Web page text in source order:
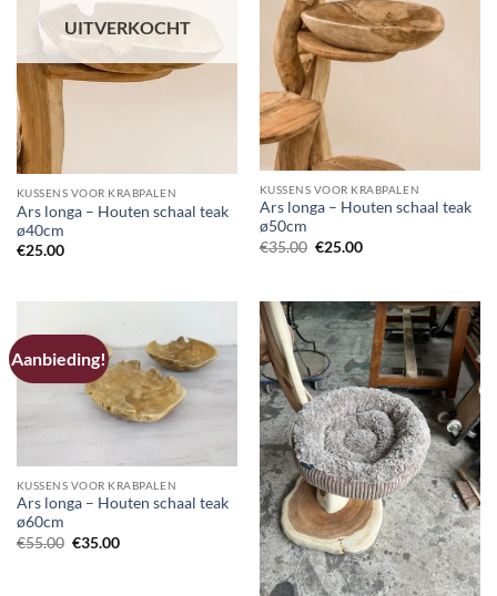
UITVERKOCHT
KUSSENS VOOR KRABPALEN
Ars longa – Houten schaal teak
ø40cm
€25.00
KUSSENS VOOR KRABPALEN
Ars longa – Houten schaal teak
ø50cm
€35.00 Oorspronkelijke
€25.00Huidige
Aanbieding!
KUSSENS VOOR KRABPALEN
Ars longa – Houten schaal teak
ø60cm
€55.00 Oorspronkelijke
€35.00Huidige